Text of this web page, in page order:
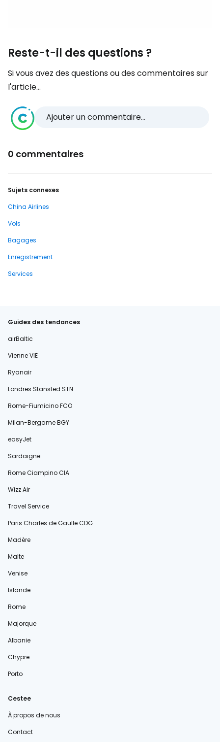
Reste-t-il des questions ?
Si vous avez des questions ou des commentaires sur
l'article...
Ajouter un commentaire...
0 commentaires
Sujets connexes
China Airlines
Vols
Bagages
Enregistrement
Services
Guides des tendances
airBaltic
Vienne VIE
Ryanair
Londres Stansted STN
Rome-Fiumicino FCO
Milan-Bergame BGY
easyJet
Sardaigne
Rome Ciampino CIA
Wizz Air
Travel Service
Paris Charles de Gaulle CDG
Madère
Malte
Venise
Islande
Rome
Majorque
Albanie
Chypre
Porto
Cestee
À propos de nous
Contact